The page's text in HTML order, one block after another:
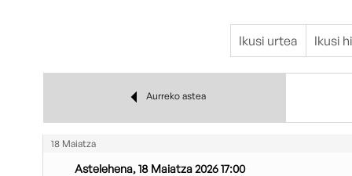
Ikusi urtea Ikusi
Aurreko astea
18 Maiatza
Astelehena, 18 Maiatza 2026 17:00